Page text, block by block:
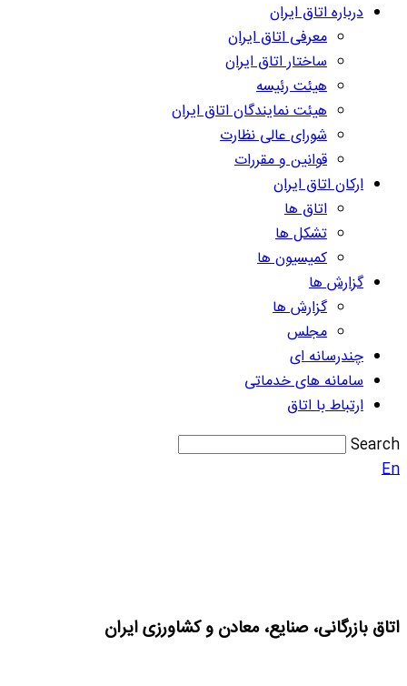
درباره اتاق ایران
معرفی اتاق ایران
ساختار اتاق ایران
هیئت رئیسه
هیئت نمایندگان اتاق ایران
شورای عالی نظارت
قوانین و مقررات
ارکان اتاق ایران
اتاق ها
تشکل ها
کمیسیون ها
گزارش ها
گزارش ها
مجلس
چندرسانه ای
سامانه های خدماتی
ارتباط با اتاق
Search
En
اتاق بازرگانی، صنایع، معادن و کشاورزی ایران